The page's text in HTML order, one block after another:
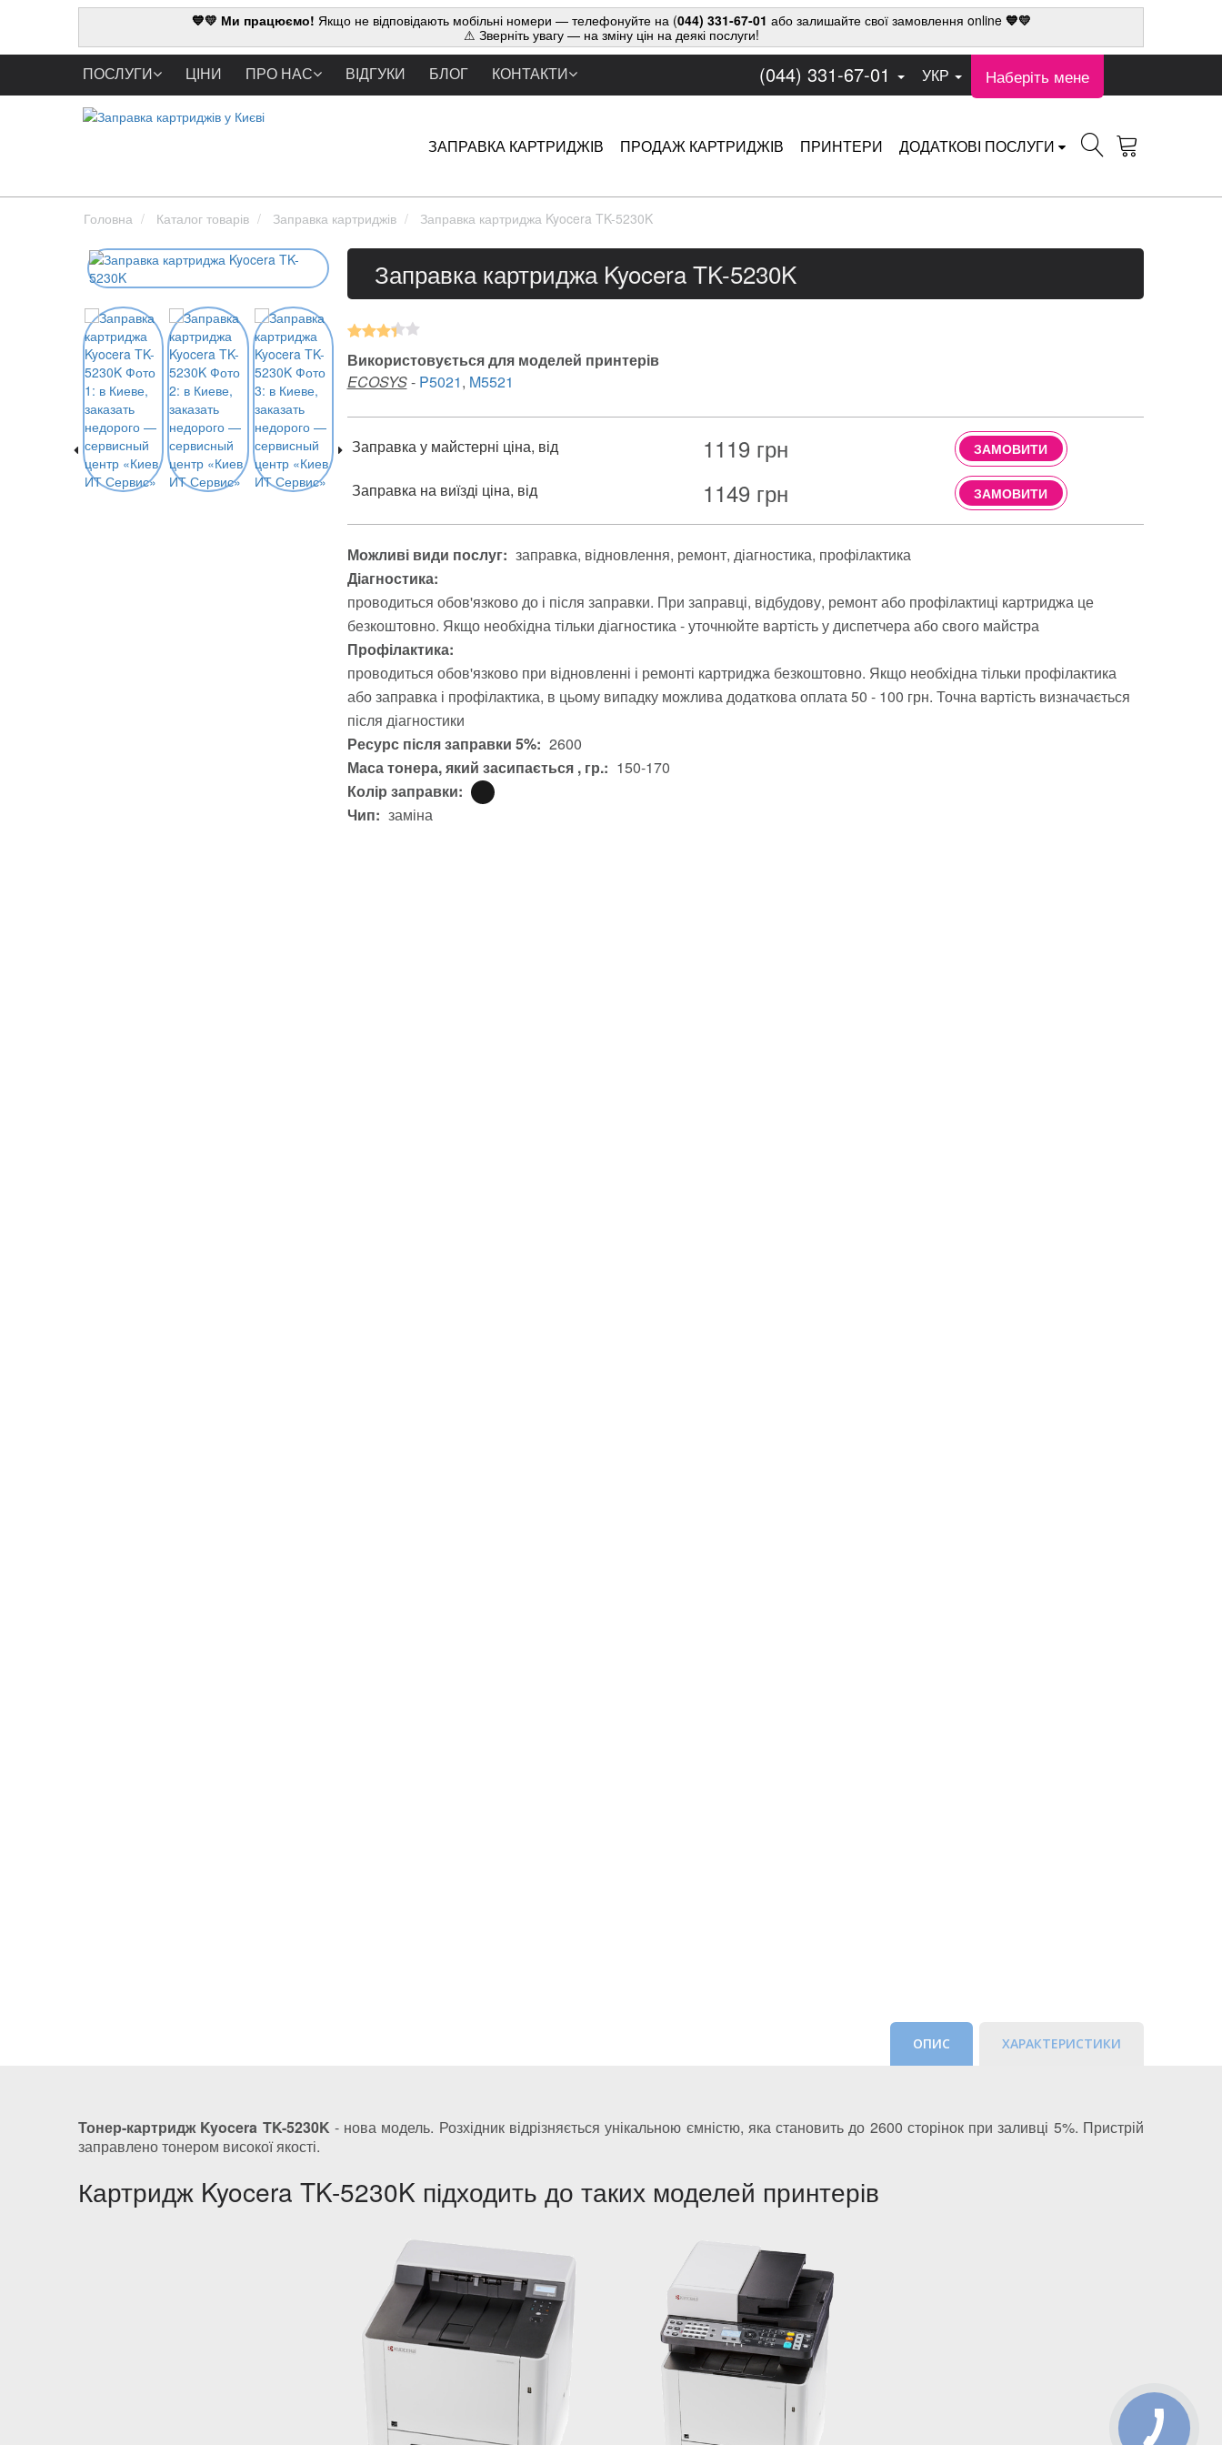
💙💛 Ми працюємо! Якщо не відповідають мобільні номери — телефонуйте на (044) 331-67-01 або залишайте свої замовлення online💙💛
⚠ Зверніть увагу — на зміну цін на деякі послуги!
ПОСЛУГИ ЦІНИ ПРО НАС ВІДГУКИ БЛОГ КОНТАКТИ (044) 331-67-01 УКР Наберіть мене
ЗАПРАВКА КАРТРИДЖІВ ПРОДАЖ КАРТРИДЖІВ ПРИНТЕРИ ДОДАТКОВІ ПОСЛУГИ
Головна Каталог товарів Заправка картриджів Заправка картриджа Kyocera TK-5230K
Заправка картриджа Kyocera TK-5230K
Використовується для моделей принтерів
ECOSYS- P5021, M5521
Заправка у майстерні ціна, від 1119грн ЗАМОВИТИ
Заправка на виїзді ціна, від 1149грн ЗАМОВИТИ
Можливі види послуг: заправка відновлення ремонт діагностика профілактика
Діагностика:
проводиться обов'язково до і після заправки. При заправці, відбудову, ремонт або профілактиці картриджа це
безкоштовно. Якщо необхідна тільки діагностика - уточнюйте вартість у диспетчера або свого майстра
Профілактика:
проводиться обов'язково при відновленні і ремонті картриджа безкоштовно. Якщо необхідна тільки профілактика
або заправка і профілактика, в цьому випадку можлива додаткова оплата 50 - 100 грн. Точна вартість визначається
після діагностики
Ресурс після заправки 5%: 2600
Маса тонера, який засипається , гр.: 150-170
Колір заправки:
Чип: заміна
ОПИС ХАРАКТЕРИСТИКИ
Тонер-картридж Kyocera TK-5230K - нова модель. Розхідник відрізняється унікальною ємністю, яка становить до 2600 сторінок при заливці 5%. Пристрій
заправлено тонером високої якості.
Картридж Kyocera TK-5230K підходить до таких моделей принтерів